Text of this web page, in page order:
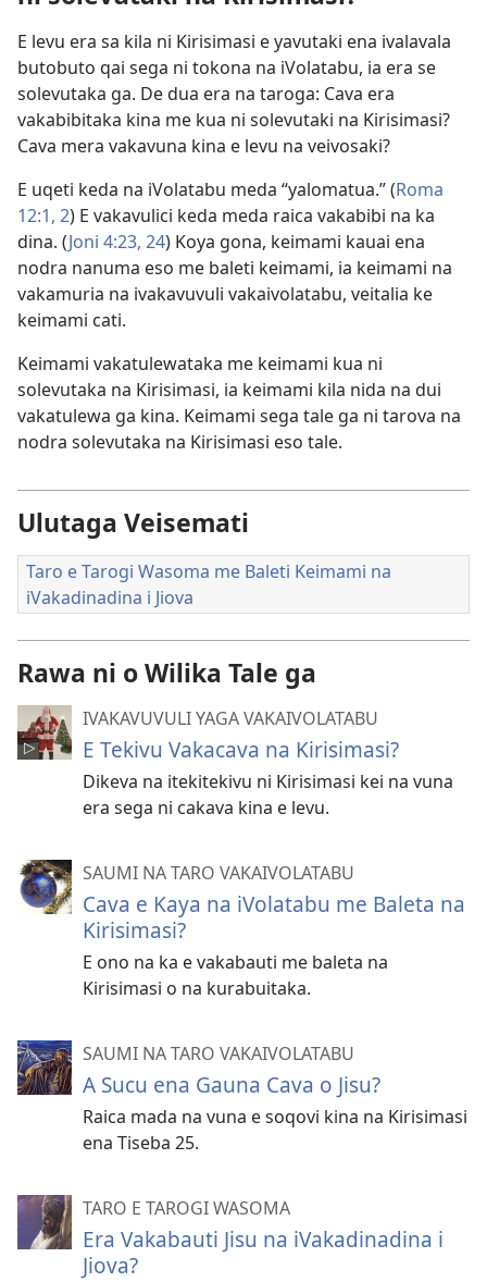
E levu era sa kila ni Kirisimasi e yavutaki ena ivalavala
butobuto qai sega ni tokona na iVolatabu, ia era se
solevutaka ga. De dua era na taroga: Cava era
vakabibitaka kina me kua ni solevutaki na Kirisimasi?
Cava mera vakavuna kina e levu na veivosaki?
E uqeti keda na iVolatabu meda “yalomatua.” (Roma
12:1, 2) E vakavulici keda meda raica vakabibi na ka
dina. (Joni 4:23, 24) Koya gona, keimami kauai ena
nodra nanuma eso me baleti keimami, ia keimami na
vakamuria na ivakavuvuli vakaivolatabu, veitalia ke
keimami cati.
Keimami vakatulewataka me keimami kua ni
solevutaka na Kirisimasi, ia keimami kila nida na dui
vakatulewa ga kina. Keimami sega tale ga ni tarova na
nodra solevutaka na Kirisimasi eso tale.
Ulutaga Veisemati
Taro e Tarogi Wasoma me Baleti Keimami na
iVakadinadina i Jiova
Rawa ni o Wilika Tale ga
IVAKAVUVULI YAGA VAKAIVOLATABU
E Tekivu Vakacava na Kirisimasi?
Dikeva na itekitekivu ni Kirisimasi kei na vuna
era sega ni cakava kina e levu.
SAUMI NA TARO VAKAIVOLATABU
Cava e Kaya na iVolatabu me Baleta na
Kirisimasi?
E ono na ka e vakabauti me baleta na
Kirisimasi o na kurabuitaka.
SAUMI NA TARO VAKAIVOLATABU
A Sucu ena Gauna Cava o Jisu?
Raica mada na vuna e soqovi kina na Kirisimasi
ena Tiseba 25.
TARO E TAROGI WASOMA
Era Vakabauti Jisu na iVakadinadina i
Jiova?